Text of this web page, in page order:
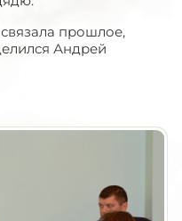
прошлое,
Андрей